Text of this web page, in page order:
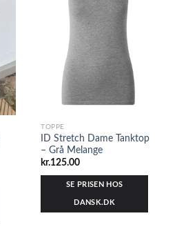
TOPPE
ID Stretch Dame Tanktop
– Grå Melange
kr.125.00
SE PRISEN HOS
DANSK.DK